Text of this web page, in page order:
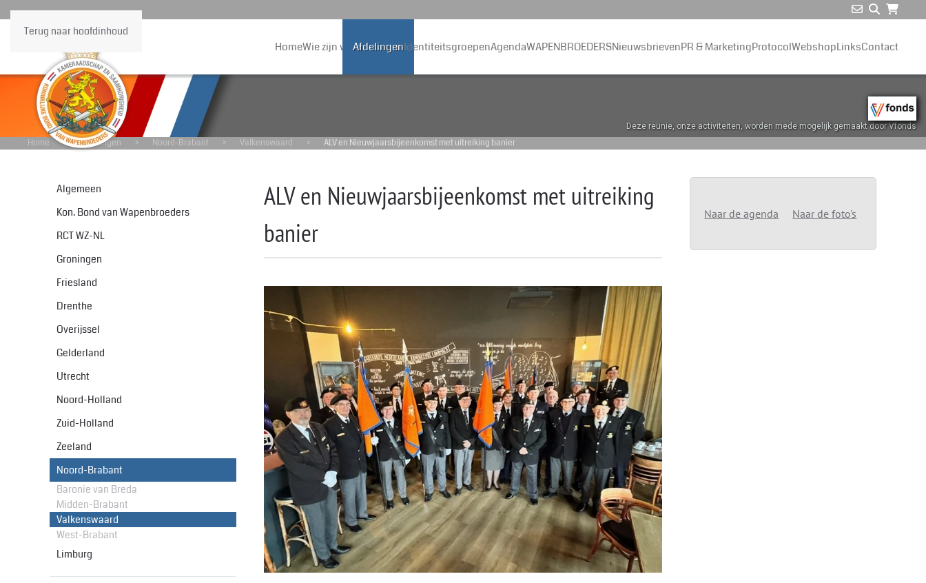
Terug naar hoofdinhoud
HomeWie zijn wij AfdelingenIdentiteitsgroepenAgendaWAPENBROEDERSNieuwsbrievenPR & MarketingProtocolWebshopLinksContact
Deze reünie, onze activiteiten, worden mede mogelijk gemaakt door Vfonds
Home Afdelingen Noord-Brabant Valkenswaard ALV en Nieuwjaarsbijeenkomst met uitreiking banier
Algemeen
Kon. Bond van Wapenbroeders
RCT WZ-NL
Groningen
Friesland
Drenthe
Overijssel
Gelderland
Utrecht
Noord-Holland
Zuid-Holland
Zeeland
Noord-Brabant
Baronie van Breda
Midden-Brabant
Valkenswaard
West-Brabant
Limburg
ALV en Nieuwjaarsbijeenkomst met uitreiking
banier
Naar de agenda Naar de foto's